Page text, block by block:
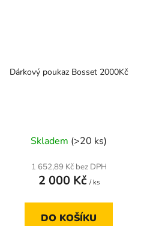
Dárkový poukaz Bosset 2000Kč
Skladem (>20 ks)
1 652,89 Kč bez DPH
2 000 Kč / ks
DO KOŠÍKU